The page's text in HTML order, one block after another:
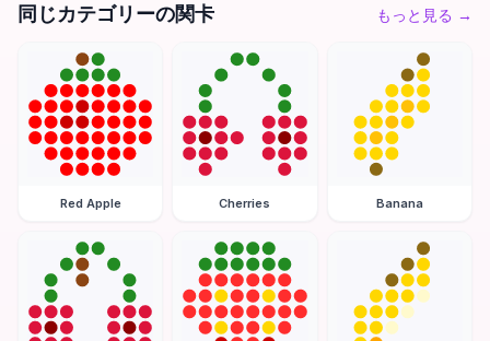
同じカテゴリーの関卡 もっと見る →
Red Apple Cherries Banana